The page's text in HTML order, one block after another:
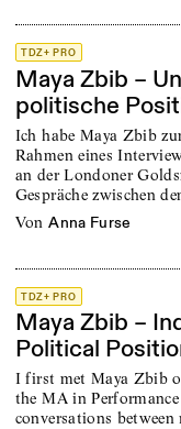
TDZ+ PRO
Maya Zbib –
politische
Ich habe Maya Zbib
Rahmen eines
an der Londoner
Gespräche zwischen
von Anna Furse
TDZ+ PRO
Maya Zbib –
Political
I first met Maya Zbib
the MA in
conversations